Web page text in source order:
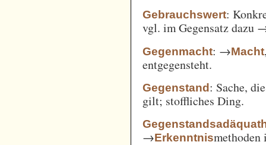
Gebrauchswert:
vgl. im Gegensatz dazu
Gegenmacht: →Macht
entgegensteht.
Gegenstand: Sache,
gilt; stoffliches Ding.
→Erkenntnismethoden